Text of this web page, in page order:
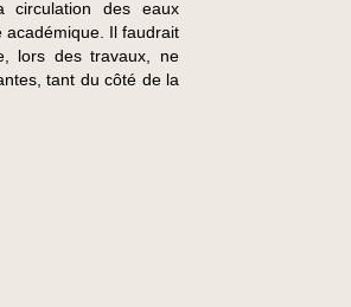
des eaux
Il faudrait
lors des travaux, ne
tant du côté de la